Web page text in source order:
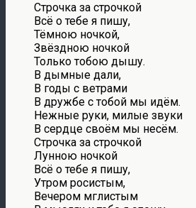
Строчка за строчкой
Всё о тебе я пишу,
Тёмною ночкой,
Звёздною ночкой
Только тобою дышу.
В дымные дали,
В годы с ветрами
В дружбе с тобой мы идём.
Нежные руки, милые звуки
В сердце своём мы несём.
Строчка за строчкой
Лунною ночкой
Всё о тебе я пишу,
Утром росистым,
Вечером мглистым